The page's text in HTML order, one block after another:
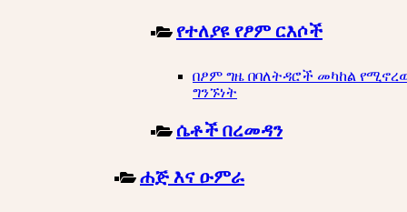
የተለያዩ የፆም ርእሶች
በፆም ግዜ በባለትዳሮች መካከል
ግንኙነት
ሴቶች በረመዳን
ሐጅ እና ዑምራ